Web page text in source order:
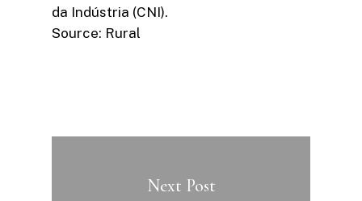
da Indústria (CNI).
Source: Rural
Next Post